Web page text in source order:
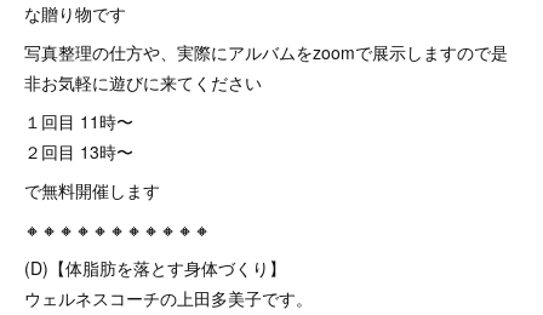
な贈り物です
写真整理の仕方や、実際にアルバムをzoomで展示しますので是
非お気軽に遊びに来てください
１回目 11時〜
２回目 13時〜
で無料開催します
🔸🔸🔸🔸🔸🔸🔸🔸🔸🔸🔸
(D)【体脂肪を落とす身体づくり】
ウェルネスコーチの上田多美子です。